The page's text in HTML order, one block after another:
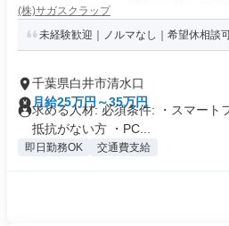
(株)サガスクラップ
未経験歓迎｜ノルマなし｜希望休相談
千葉県白井市清水口
月給25万円～35万円
求める人材: 必須条件: ・スマート
抵抗がない方 ・PC...
即日勤務OK 交通費支給